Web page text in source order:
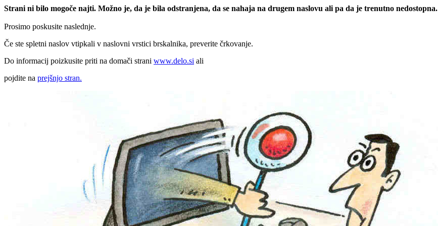
Strani ni bilo mogoče najti. Možno je, da je bila odstranjena, da se nahaja na drugem naslovu ali pa da je trenutno nedostopna.
Prosimo poskusite naslednje.
Če ste spletni naslov vtipkali v naslovni vrstici brskalnika, preverite črkovanje.
Do informacij poizkusite priti na domači strani www.delo.si ali
pojdite na prejšnjo stran.